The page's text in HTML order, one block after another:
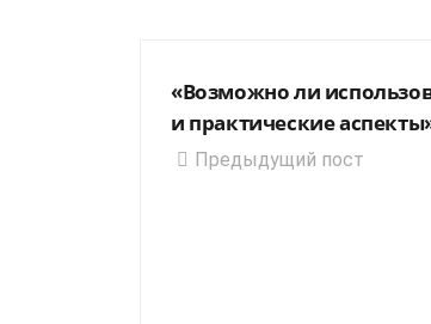
«Возможно ли
и практические
Предыдущий пост